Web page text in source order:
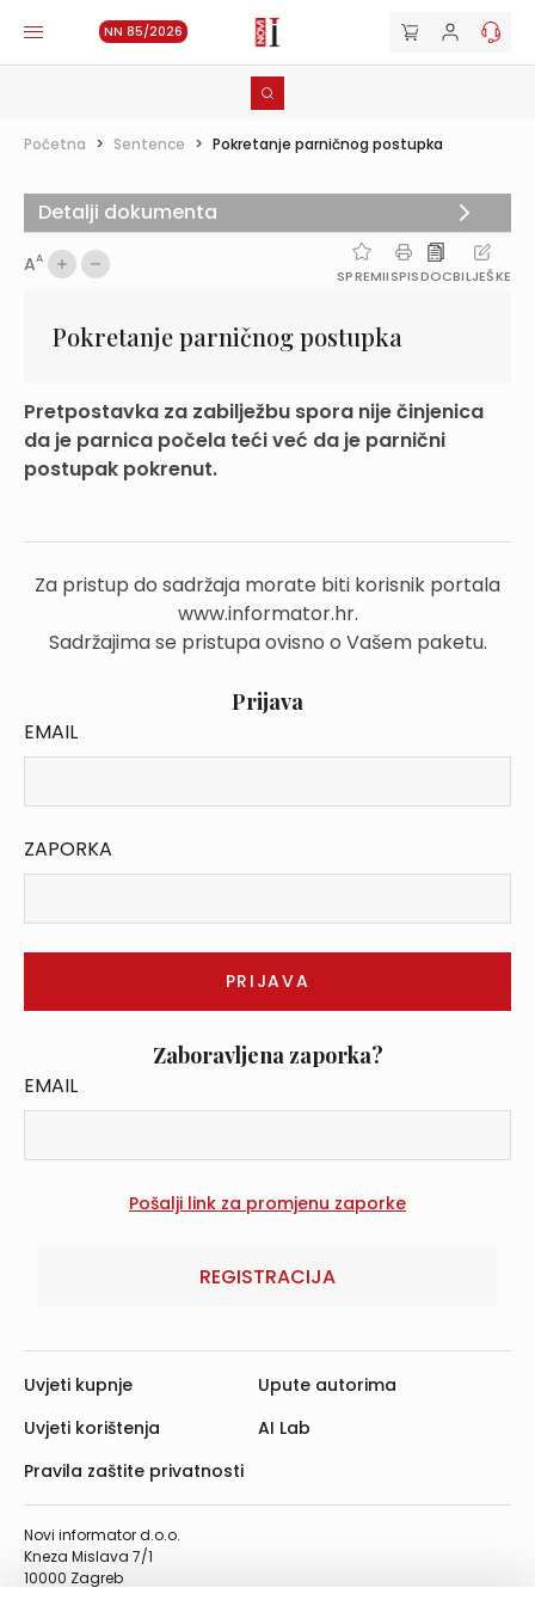
NN 85/2026
Početna > Sentence > Pokretanje parničnog postupka
AA
SPREMIISPISDOCBILJEŠKE
Pokretanje parničnog postupka
Pretpostavka za zabilježbu spora nije činjenica
da je parnica počela teći već da je parnični
postupak pokrenut.
Za pristup do sadržaja morate biti korisnik portala
www.informator.hr.
Sadržajima se pristupa ovisno o Vašem paketu.
Prijava
EMAIL
ZAPORKA
Zaboravljena zaporka?
EMAIL
REGISTRACIJA
Detalji dokumenta
Novi informator d.o.o.
Kneza Mislava 7/1
10000 Zagreb
Uvjeti kupnje
Uvjeti korištenja
Pravila zaštite privatnosti
Upute autorima
AI Lab